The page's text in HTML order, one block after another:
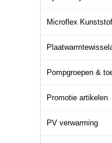
Microflex
Pompgroepen &
Promotie artikelen
PV verwarming